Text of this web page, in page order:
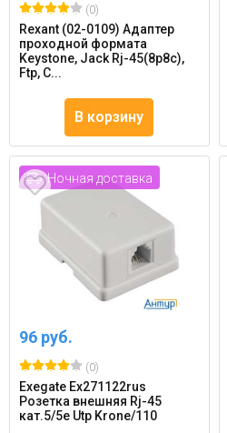
(0)
Rexant (02-0109) Адаптер
проходной формата
Keystone, Jack Rj-45(8p8c),
Ftp, C...
В корзину
Ночная доставка
96 руб.
(0)
Exegate Ex271122rus
Розетка внешняя Rj-45
кат.5/5e Utp Krone/110